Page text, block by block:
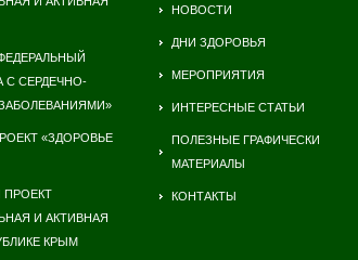
С СЕРДЕЧНО-
«ЗДОРОВЬЕ
И АКТИВНАЯ
КРЫМ
НОВОСТИ
ДНИ ЗДОРОВЬЯ
МЕРОПРИЯТИЯ
ИНТЕРЕСНЫЕ СТАТЬИ
ПОЛЕЗНЫЕ ГРАФИЧЕСКИ
МАТЕРИАЛЫ
КОНТАКТЫ